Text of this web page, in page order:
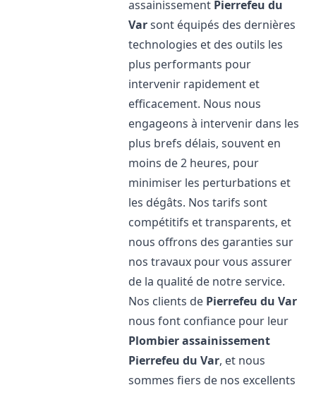
assainissement Pierrefeu du
Varsont équipés des dernières
technologies et des outils les
plus performants pour
intervenir rapidement et
efficacement. Nous nous
engageons à intervenir dans les
plus brefs délais, souvent en
moins de 2 heures, pour
minimiser les perturbations et
les dégâts. Nos tarifs sont
compétitifs et transparents, et
nous offrons des garanties sur
nos travaux pour vous assurer
de la qualité de notre service.
Nos clients de Pierrefeu du Var
nous font confiance pour leur
Plombier assainissement
Pierrefeu du Var, et nous
sommes fiers de nos excellents